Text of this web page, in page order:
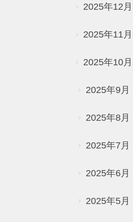
2025年12月
2025年11月
2025年10月
2025年9月
2025年8月
2025年7月
2025年6月
2025年5月